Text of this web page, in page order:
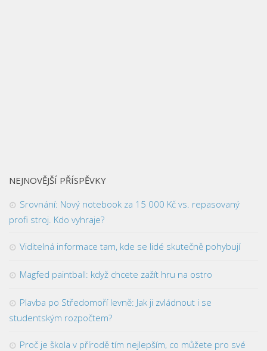
NEJNOVĚJŠÍ PŘÍSPĚVKY
Srovnání: Nový notebook za 15 000 Kč vs. repasovaný
profi stroj. Kdo vyhraje?
Viditelná informace tam, kde se lidé skutečně pohybují
Magfed paintball: když chcete zažít hru na ostro
Plavba po Středomoří levně: Jak ji zvládnout i se
studentským rozpočtem?
Proč je škola v přírodě tím nejlepším, co můžete pro své